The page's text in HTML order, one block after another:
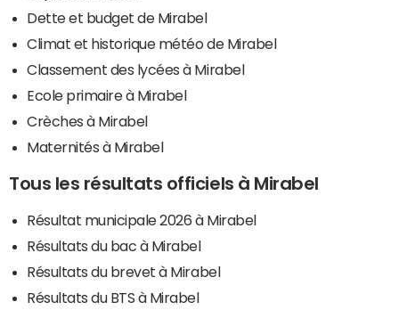
Dette et budget de Mirabel
Climat et historique météo de Mirabel
Classement des lycées à Mirabel
Ecole primaire à Mirabel
Crèches à Mirabel
Maternités à Mirabel
Tous les résultats officiels à Mirabel
Résultat municipale 2026 à Mirabel
Résultats du bac à Mirabel
Résultats du brevet à Mirabel
Résultats du BTS à Mirabel